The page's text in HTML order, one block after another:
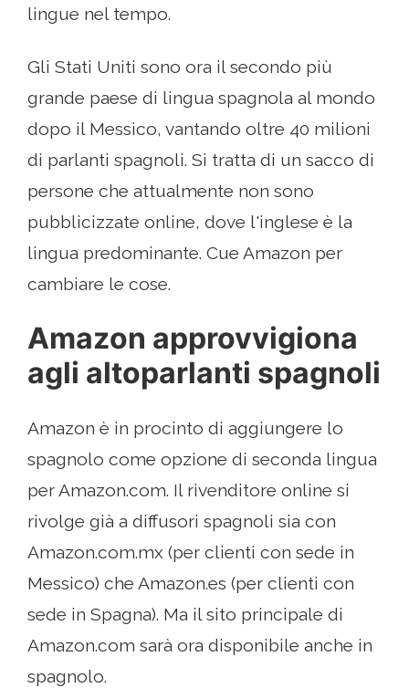
lingue nel tempo.
Gli Stati Uniti sono ora il secondo più
grande paese di lingua spagnola al mondo
dopo il Messico, vantando oltre 40 milioni
di parlanti spagnoli. Si tratta di un sacco di
persone che attualmente non sono
pubblicizzate online, dove l'inglese è la
lingua predominante. Cue Amazon per
cambiare le cose.
Amazon approvvigiona
agli altoparlanti spagnoli
Amazon è in procinto di aggiungere lo
spagnolo come opzione di seconda lingua
per Amazon.com. Il rivenditore online si
rivolge già a diffusori spagnoli sia con
Amazon.com.mx (per clienti con sede in
Messico) che Amazon.es (per clienti con
sede in Spagna). Ma il sito principale di
Amazon.com sarà ora disponibile anche in
spagnolo.